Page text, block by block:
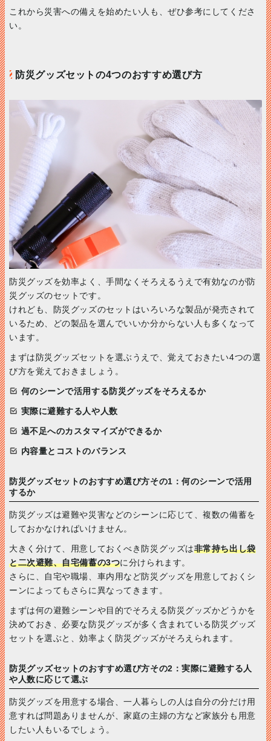
これから災害への備えを始めたい人も、ぜひ参考にしてくださ
い。
防災グッズセットの4つのおすすめ選び方
防災グッズを効率よく、手間なくそろえるうえで有効なのが防
災グッズのセットです。
けれども、防災グッズのセットはいろいろな製品が発売されて
いるため、どの製品を選んでいいか分からない人も多くなって
います。
まずは防災グッズセットを選ぶうえで、覚えておきたい4つの選
び方を覚えておきましょう。
何のシーンで活用する防災グッズをそろえるか
実際に避難する人や人数
過不足へのカスタマイズができるか
内容量とコストのバランス
防災グッズセットのおすすめ選び方その1：何のシーンで活用
するか
防災グッズは避難や災害などのシーンに応じて、複数の備蓄を
しておかなければいけません。
大きく分けて、用意しておくべき防災グッズは非常持ち出し袋
と二次避難、自宅備蓄の3つに分けられます。
さらに、自宅や職場、車内用など防災グッズを用意しておくシ
ーンによってもさらに異なってきます。
まずは何の避難シーンや目的でそろえる防災グッズかどうかを
決めておき、必要な防災グッズが多く含まれている防災グッズ
セットを選ぶと、効率よく防災グッズがそろえられます。
防災グッズセットのおすすめ選び方その2：実際に避難する人
や人数に応じて選ぶ
防災グッズを用意する場合、一人暮らしの人は自分の分だけ用
意すれば問題ありませんが、家庭の主婦の方など家族分も用意
したい人もいるでしょう。